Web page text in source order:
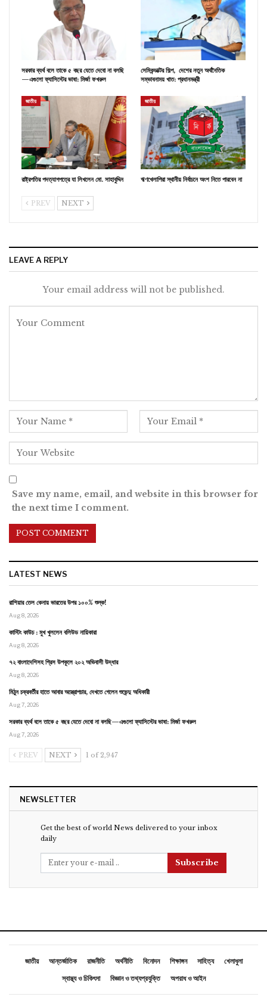
সরকার ব্যর্থ বলে তাকে ৫ বছর যেতে দেবো না বলছি
—এগুলো ফ্যাসিস্টের ভাষা: মির্জা ফখরুল
সেমিকন্ডাক্টর শিল্প, দেশের নতুন অর্থনৈতিক
সম্ভাবনাময় খাত: প্রধানমন্ত্রী
জাতীয়
রাষ্ট্রপতির পদত্যাগপত্রে যা লিখলেন মো. সাহাবুদ্দিন
জাতীয়
ঋণখেলাপিরা স্থানীয় নির্বাচনে অংশ নিতে পারবেন না
PREV NEXT
LEAVE A REPLY
Your email address will not be published.
Save my name, email, and website in this browser for
the next time I comment.
LATEST NEWS
রাশিয়ার তেল কেনায় ভারতের উপর ১০০% শুল্ক!
Aug 8, 2026
কাস্টিং কাউচ : মুখ খুললেন বলিউড নায়িকারা
Aug 8, 2026
৭২ বাংলাদেশিসহ গ্রিস উপকূলে ২০২ অভিবাসী উদ্ধার
Aug 8, 2026
মিঠুন চক্রবর্তীর হাতে আবার অস্ত্রোপচার, দেখতে গেলেন শুভেন্দু অধিকারী
Aug 7, 2026
সরকার ব্যর্থ বলে তাকে ৫ বছর যেতে দেবো না বলছি—এগুলো ফ্যাসিস্টের ভাষা: মির্জা ফখরুল
Aug 7, 2026
PREV NEXT 1 of 2,947
NEWSLETTER
Get the best of world News delivered to your inbox
daily
Subscribe
জাতীয় আন্তর্জাতিক রাজনীতি অর্থনীতি বিনোদন শিক্ষাঙ্গন সাহিত্য
খেলাধুলা
স্বাস্থ্য ও চিকিৎসা
বিজ্ঞান ও তথ্যপ্রযুক্তি অপরাধ ও আইন